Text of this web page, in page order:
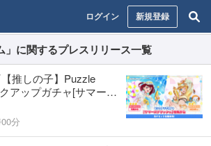
ログイン 新規登録
」に関するプレスリリース一覧
推しの子】Puzzle
アップガチャ[サマース
！有馬かなとMEMち
分